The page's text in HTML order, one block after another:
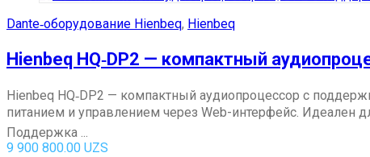
Dante‑оборудование Hienbeq, Hienbeq
Hienbeq HQ‑DP2 — компактный
Hienbeq HQ‑DP2 — компактный аудиопроцессор с
питанием и управлением через Web-интерфейс.
Поддержка ...
9 900 800.00 UZS